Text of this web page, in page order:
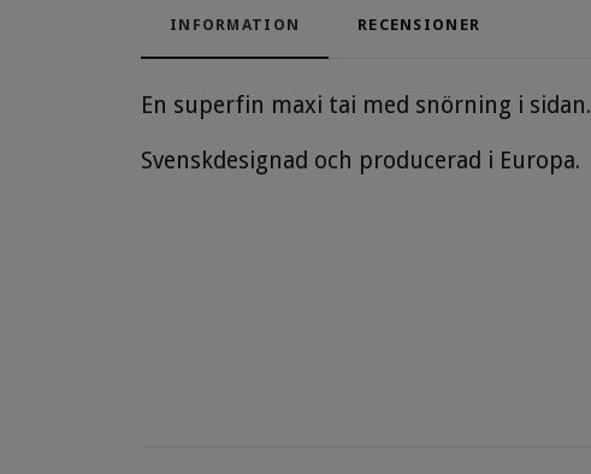
INFORMATION RECENSIONER
En superfin maxi tai med snörning i sidan.
Svenskdesignad och producerad i Europa.